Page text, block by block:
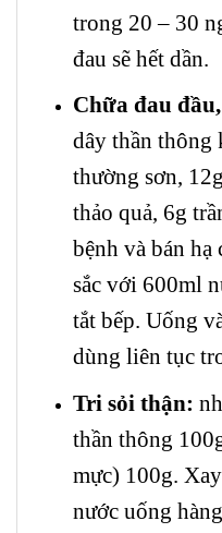
trong 20 – 30
đau sẽ hết dần.
Chữa đau
dây thần thông
thường sơn,
thảo quả, 6g
bệnh và bán hạ
sắc với 600ml
tắt bếp. Uống
dùng liên tục
Tri sỏi thận:
thần thông
mực) 100g.
nước uống